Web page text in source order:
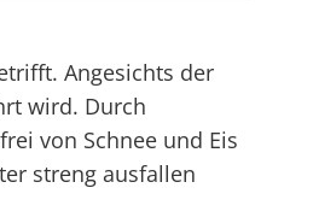
Angesichts der
wird. Durch
von Schnee und Eis
streng ausfallen